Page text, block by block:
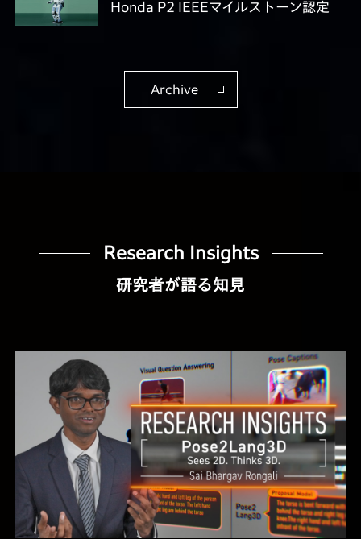
Honda P2 IEEEマイルストーン認定
Archive
Research Insights
研究者が語る知見